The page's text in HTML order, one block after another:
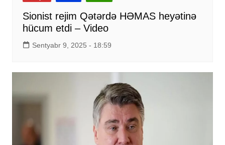
Sionist rejim Qətərdə HƏMAS heyətinə
hücum etdi – Video
Sentyabr 9, 2025 - 18:59